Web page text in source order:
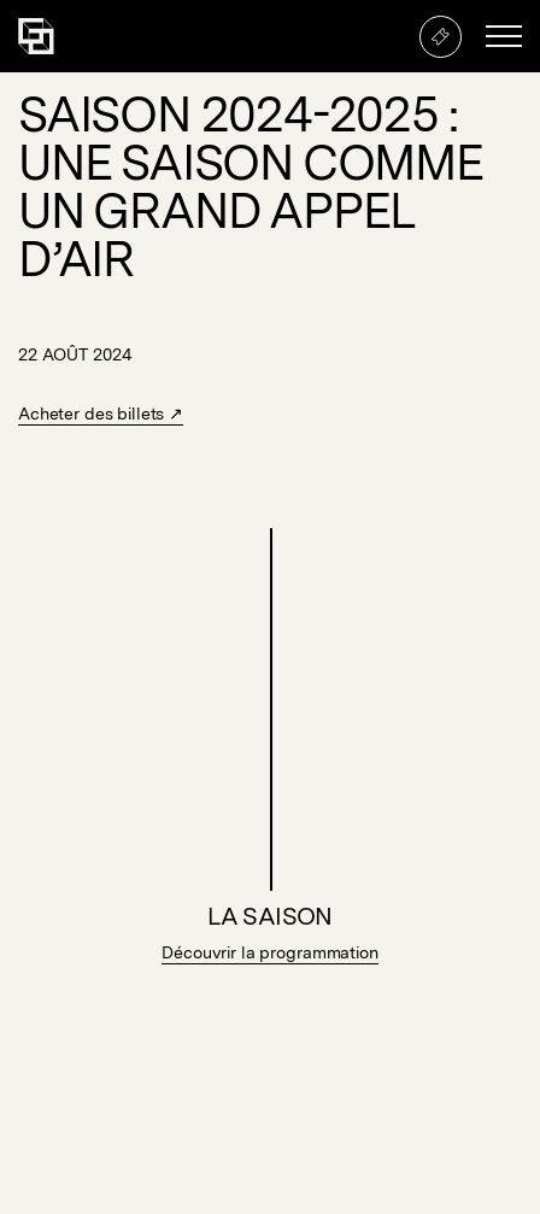
SAISON 2024-2025 :
UNE SAISON COMME
UN GRAND APPEL
D’AIR
22 AOÛT 2024
Acheter des billets ↗
LA SAISON
Découvrir la programmation